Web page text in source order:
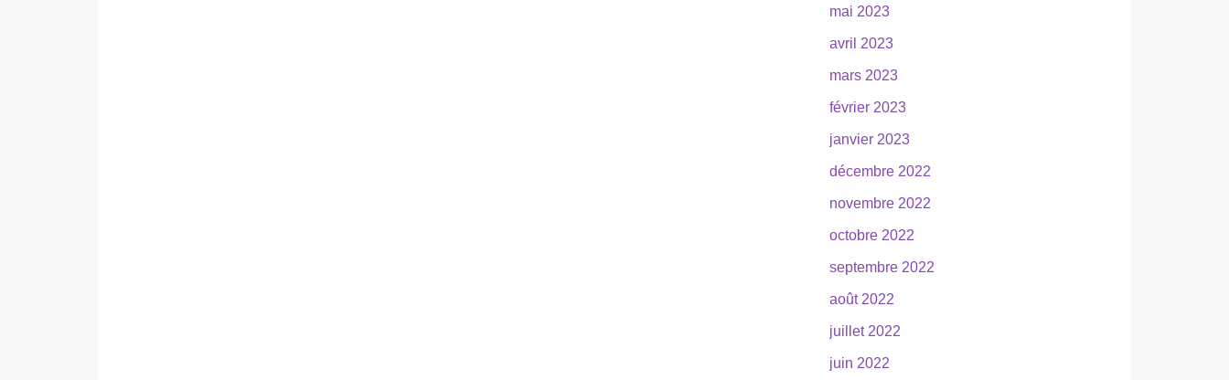
mai 2023
avril 2023
mars 2023
février 2023
janvier 2023
décembre 2022
novembre 2022
octobre 2022
septembre 2022
août 2022
juillet 2022
juin 2022